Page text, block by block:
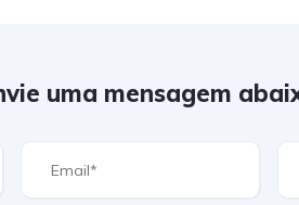
uma mensagem